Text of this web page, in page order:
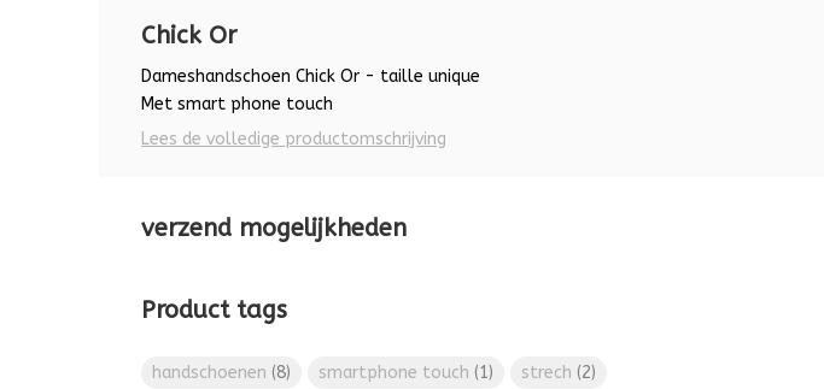
Chick Or
Dameshandschoen Chick Or - taille unique
Met smart phone touch
Lees de volledige productomschrijving
verzend mogelijkheden
Product tags
handschoenen (8) smartphone touch (1) strech (2)